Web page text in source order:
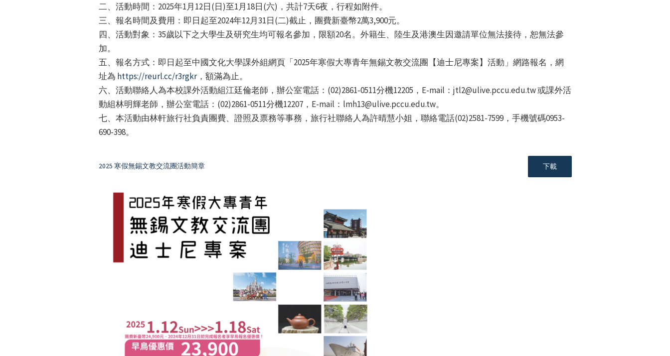
二、活動時間：2025年1月12日(日)至1月18日(六)，共計7天6夜，行程如附件。
三、報名時間及費用：即日起至2024年12月31日(二)截止，團費新臺幣2萬3,900元。
四、活動對象：35歲以下之大學生及研究生均可報名參加，限額20名。外籍生、陸生及港澳生因邀請單位無法接待，恕無法參
加。
五、報名方式：即日起至中國文化大學課外組網頁「2025年寒假大專青年無錫文教交流團【迪士尼專案】活動」網路報名，網
址為 https://reurl.cc/r3rgkr，額滿為止。
六、活動聯絡人為本校課外活動組江廷倫老師，辦公室電話：(02)2861-0511分機12205，E-mail：jtl2@ulive.pccu.edu.tw 或課外活
動組林明輝老師，辦公室電話：(02)2861-0511分機12207，E-mail：lmh13@ulive.pccu.edu.tw。
七、本活動由林軒旅行社負責團費、證照及票務等事務，旅行社聯絡人為許晴慧小姐，聯絡電話(02)2581-7599，手機號碼0953-
690-398。
2025 寒假無錫文教交流團活動簡章 下載